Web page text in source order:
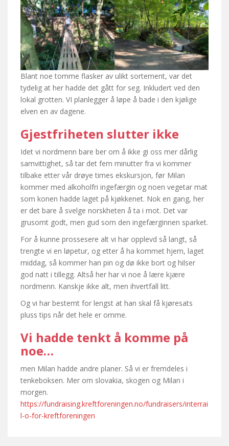
Blant noe tomme flasker av ulikt sortement, var det
tydelig at her hadde det gått for seg. Inkludert ved den
lokal grotten. VI planlegger å løpe å bade i den kjølige
elven en av dagene.
Gjestfriheten slutter ikke
Idet vi nordmenn bare ber om å ikke gi oss mer dårlig
samvittighet, så tar det fem minutter fra vi kommer
tilbake etter vår drøye times ekskursjon, før Milan
kommer med alkoholfri ingefærgin og noen vegetar mat
som konen hadde laget på kjøkkenet. Nok en gang, her
er det bare å svelge norskheten å ta i mot. Det var
grusomt godt, men gud som den ingefærginnen sparket.
For å kunne prossesere alt vi har opplevd så langt, så
trengte vi en løpetur, og etter å ha kommet hjem, laget
middag, så kommer han pin og dø ikke bort og hilser
god natt i tillegg. Altså her har vi noe å lære kjære
nordmenn. Kanskje ikke alt, men ihvertfall litt.
Og vi har bestemt for lengst at han skal få kjøresats
pluss tips når det hele er omme.
Vi hadde tenkt å komme på
noe…
men Milan hadde andre planer. Så vi er fremdeles i
tenkeboksen. Mer om slovakia, skogen og Milan i
morgen.
https://fundraising.kreftforeningen.no/fundraisers/interrai
l-o-for-kreftforeningen